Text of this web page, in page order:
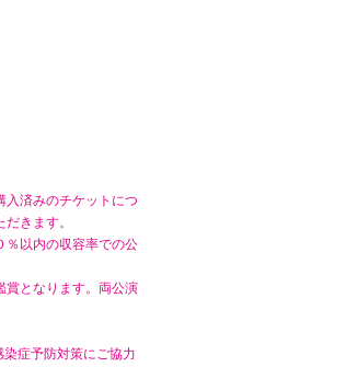
済みのチケットにつ
きます。
％以内の収容率での公
賞となります。両公演
症予防対策にご協力